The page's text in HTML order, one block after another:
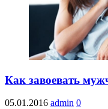
Как завоевать
05.01.2016 admin 0